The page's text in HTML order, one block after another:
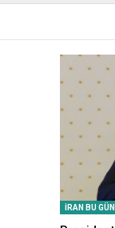
İRAN BU GÜN